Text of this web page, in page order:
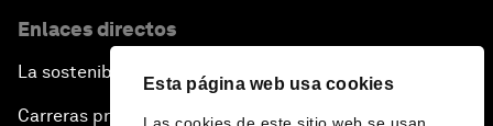
Esta página web usa cookies
Enlaces directos
La sostenibilidad en el Foro
Carreras profesionales